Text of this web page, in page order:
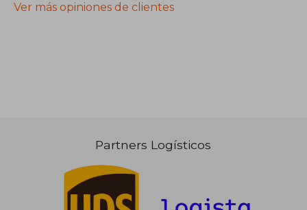
Ver más opiniones de clientes
Partners Logísticos